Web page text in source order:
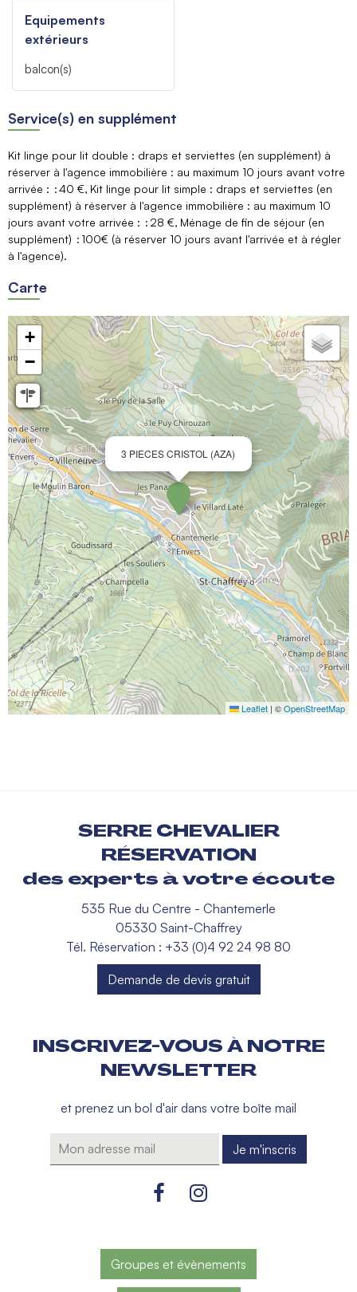
Equipements
extérieurs
balcon(s)
Service(s) en supplément
Kit linge pour lit double : draps et serviettes (en supplément) à
réserver à l'agence immobilière : au maximum 10 jours avant votre
arrivée :
40 € Kit linge pour lit simple : draps et serviettes (en
supplément) à réserver à l'agence immobilière : au maximum 10
jours avant votre arrivée :
28 € Ménage de fin de séjour (en
supplément)
100€ (à réserver 10 jours avant l'arrivée et à régler
à l'agence)
Carte
3 PIECES CRISTOL (AZA)
+
−
Leaflet | ©OpenStreetMap
SERRE CHEVALIER
RÉSERVATION
des experts à votre écoute
535 Rue du Centre - Chantemerle
05330 Saint-Chaffrey
Tél. Réservation : +33 (0)4 92 24 98 80
Demande de devis gratuit
INSCRIVEZ-VOUS À NOTRE
NEWSLETTER
et prenez un bol d'air dans votre boîte mail
Groupes et évènements